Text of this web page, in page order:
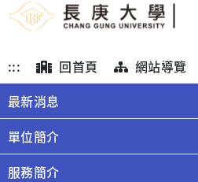
::: 回首頁 網站導覽
最新消息
單位簡介
服務簡介